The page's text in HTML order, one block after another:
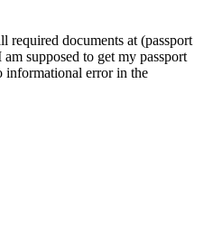
documents at (passport
supposed to get my passport
informational error in the